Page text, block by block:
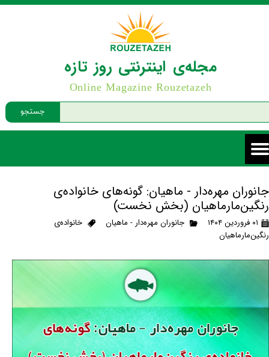
جستجو
مجله‌ی اینترنتی روز تازه
Online Magazine Rouzetazeh
جانوران مهره‌دار - ماهیان: گونه‌های خانواده‌ی
رنگین‌مارماهیان (بخش نخست)
۰۱ فروردین ۱۴۰۴ جانوران مهره‌دار - ماهیان
خانواده‌ی
رنگین‌مارماهیان